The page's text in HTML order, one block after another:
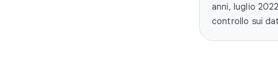
anni, luglio
controllo sui